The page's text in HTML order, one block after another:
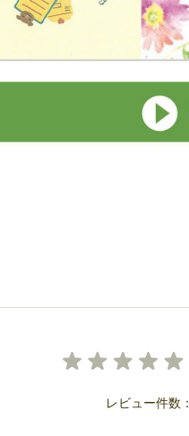
レビュー件数：